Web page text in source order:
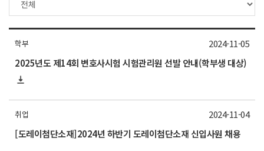
학부
2025년도 제14회 변호사시험 시험관리원 선발 안내(학부생 대상)
2024-11-05
취업
[도레이첨단소재]2024년 하반기 도레이첨단소재 신입사원 채용
2024-11-04